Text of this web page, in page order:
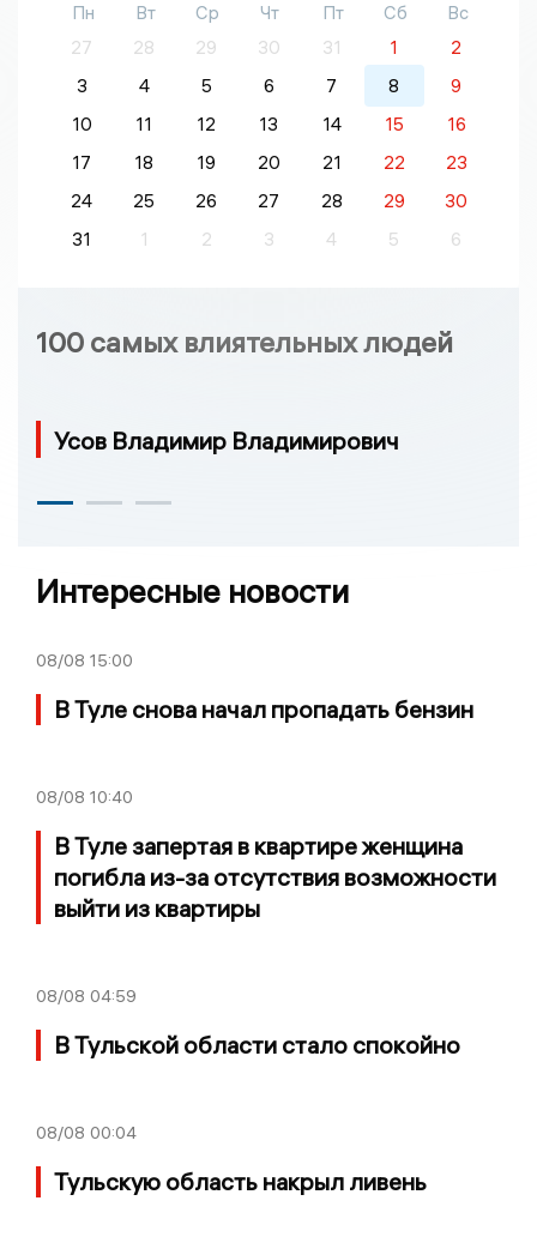
Пн Вт Ср Чт Пт Сб
Вс
27
28 29 30 31 1
2
3
4 5 6 7 8
9
10
11 12 13 14 15
16
17
18 19 20 21 22
23
24
25 26 27 28 29
30
31
1 2 3 4 5 6
100 самых влиятельных людей
Усов Владимир Владимирович
Интересные новости
08/08 15:00
В Туле снова начал пропадать бензин
08/08 10:40
В Туле запертая в квартире женщина
погибла из-за отсутствия возможности
выйти из квартиры
08/08 04:59
В Тульской области стало спокойно
08/08 00:04
Тульскую область накрыл ливень